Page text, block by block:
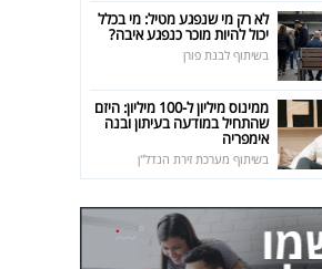
לא רק מי שנפגע מטיל: מי בכלל
יכול להיות מוכר כנפגע איבה?
בשיתוף לבנת פורן
ממינוס מיליון ל-100 מיליון: היזם
שהתחיל במודעה בעיתון ובנה
אימפריה
בשיתוף מערכת זירת הנדל"ן